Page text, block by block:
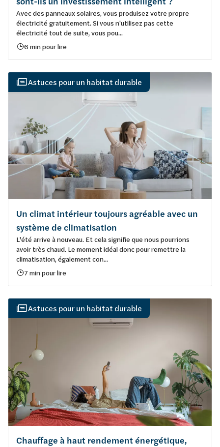
Avec des panneaux solaires, vous produisez votre propre
électricité gratuitement. Si vous n'utilisez pas cette
électricité tout de suite, vous pou...
6 min pour lire
Astuces pour un habitat durable
Un climat intérieur toujours agréable avec un
système de climatisation
L'été arrive à nouveau. Et cela signifie que nous pourrions
avoir très chaud. Le moment idéal donc pour remettre la
climatisation, également con...
7 min pour lire
Astuces pour un habitat durable
Chauffage à haut rendement énergétique,